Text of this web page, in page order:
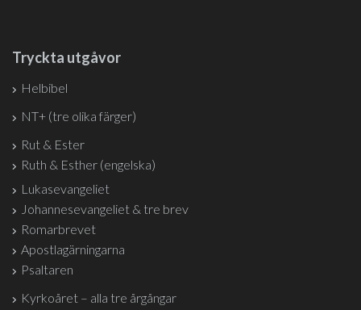
Tryckta utgåvor
Helbibel
NT+ (tre olika färger)
Rut & Ester
Ruth & Esther (engelska)
Lukasevangeliet
Johannesevangeliet & tre brev
Romarbrevet
Apostlagärningarna
Psaltaren
Kyrkoåret – alla tre årgångar